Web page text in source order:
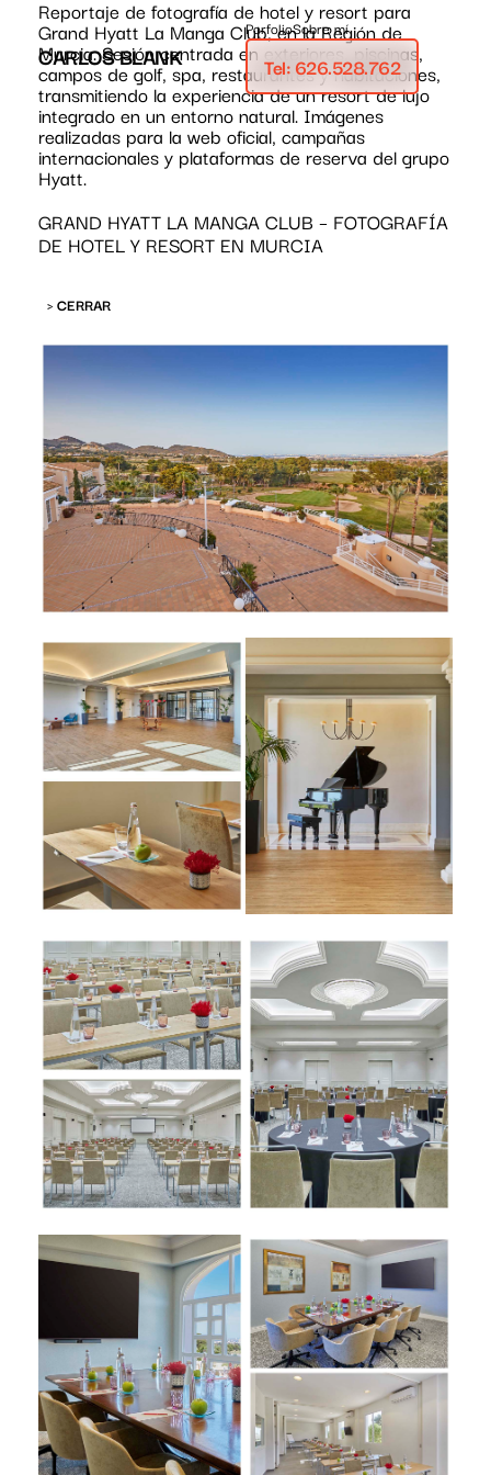
CARLOS BLANK
PorfolioSobre mí
Tel: 626.528.762
Reportaje de fotografía de hotel y resort para
Grand Hyatt La Manga Club, en la Región de
Murcia. Sesión centrada en exteriores, piscinas,
campos de golf, spa, restaurantes y habitaciones,
transmitiendo la experiencia de un resort de lujo
integrado en un entorno natural. Imágenes
realizadas para la web oficial, campañas
internacionales y plataformas de reserva del grupo
Hyatt.
GRAND HYATT LA MANGA CLUB – FOTOGRAFÍA
DE HOTEL Y RESORT EN MURCIA